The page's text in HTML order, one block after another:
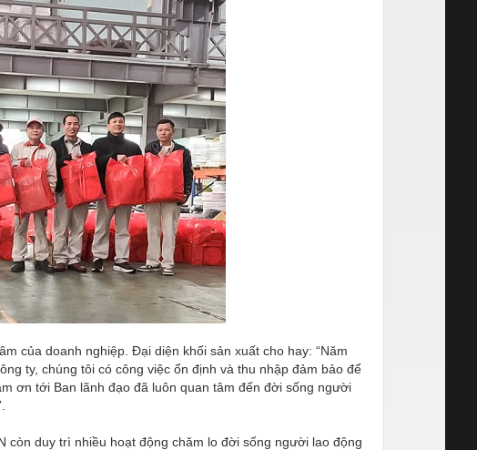
của doanh nghiệp. Đại diện khối sản xuất cho hay: “Năm
ty, chúng tôi có công việc ổn định và thu nhập đảm bảo để
ơn tới Ban lãnh đạo đã luôn quan tâm đến đời sống người
còn duy trì nhiều hoạt động chăm lo đời sống người lao động